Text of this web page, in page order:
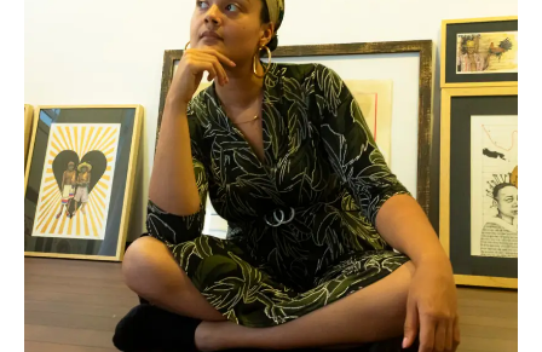
Guadeloupe
Guyane
Martinique